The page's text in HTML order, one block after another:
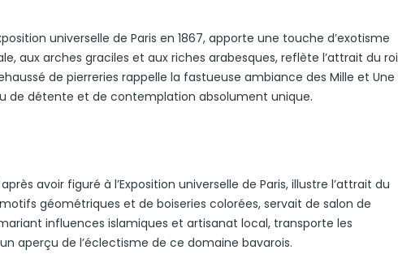
universelle de Paris en 1867, apporte une touche d’exotisme
aux arches graciles et aux riches arabesques, reflète l’attrait du roi
de pierreries rappelle la fastueuse ambiance des Mille et Une
de détente et de contemplation absolument unique.
avoir figuré à l’Exposition universelle de Paris, illustre l’attrait du
géométriques et de boiseries colorées, servait de salon de
influences islamiques et artisanat local, transporte les
aperçu de l’éclectisme de ce domaine bavarois.